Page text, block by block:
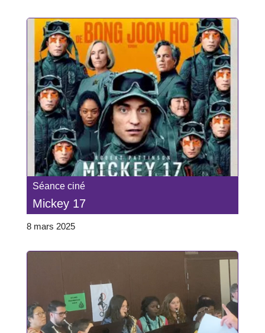
Séance ciné
Mickey 17
8 mars 2025